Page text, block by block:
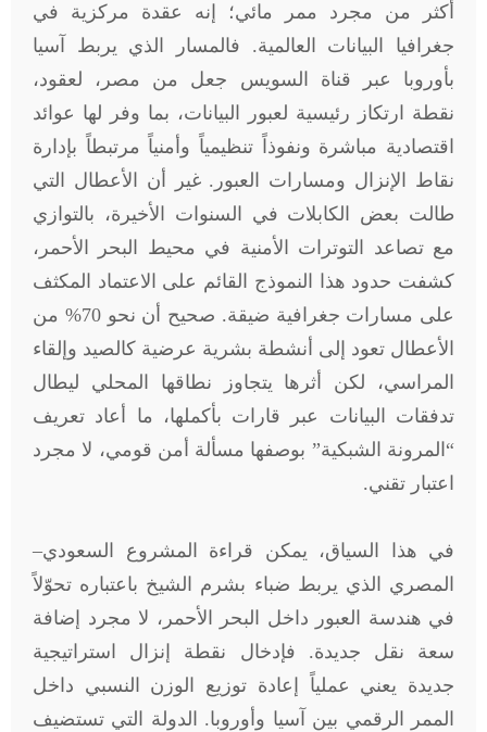
أكثر من مجرد ممر مائي؛ إنه عقدة مركزية في
جغرافيا البيانات العالمية. فالمسار الذي يربط آسيا
بأوروبا عبر قناة السويس جعل من مصر، لعقود،
نقطة ارتكاز رئيسية لعبور البيانات، بما وفر لها عوائد
اقتصادية مباشرة ونفوذاً تنظيمياً وأمنياً مرتبطاً بإدارة
نقاط الإنزال ومسارات العبور. غير أن الأعطال التي
طالت بعض الكابلات في السنوات الأخيرة، بالتوازي
مع تصاعد التوترات الأمنية في محيط البحر الأحمر،
كشفت حدود هذا النموذج القائم على الاعتماد المكثف
على مسارات جغرافية ضيقة. صحيح أن نحو 70% من
الأعطال تعود إلى أنشطة بشرية عرضية كالصيد وإلقاء
المراسي، لكن أثرها يتجاوز نطاقها المحلي ليطال
تدفقات البيانات عبر قارات بأكملها، ما أعاد تعريف
“المرونة الشبكية” بوصفها مسألة أمن قومي، لا مجرد
اعتبار تقني.
في هذا السياق، يمكن قراءة المشروع السعودي–
المصري الذي يربط ضباء بشرم الشيخ باعتباره تحوّلاً
في هندسة العبور داخل البحر الأحمر، لا مجرد إضافة
سعة نقل جديدة. فإدخال نقطة إنزال استراتيجية
جديدة يعني عملياً إعادة توزيع الوزن النسبي داخل
الممر الرقمي بين آسيا وأوروبا. الدولة التي تستضيف